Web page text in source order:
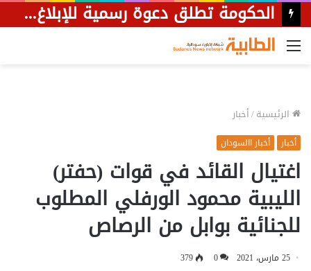
السفارة السودانية بالقاهرة تصدر بيانا بشأن وثائق السفر الإضطرارية
القائمة
الرئيسية/أخبار
أخبار أخبار االسودان
اغتيال القائد في قوات (حفتر)
الليبية محمود الورفلي المطلوب
للجنائية بوابل من الرصاص
25 مارس، 2021 0
379